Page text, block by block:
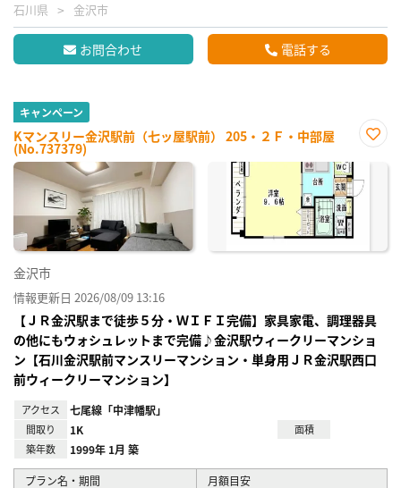
石川県 金沢市
お問合わせ 電話する
キャンペーン
Kマンスリー金沢駅前（七ッ屋駅前） 205・２Ｆ・中部屋
(No.737379)
に入
り登
録
金沢市
情報更新日 2026/08/09 13:16
【ＪＲ金沢駅まで徒歩５分・ＷＩＦＩ完備】家具家電、調理器具
の他にもウォシュレットまで完備♪金沢駅ウィークリーマンショ
ン【石川金沢駅前マンスリーマンション・単身用ＪＲ金沢駅西口
前ウィークリーマンション】
アクセス 七尾線「中津幡駅」
間取り 1K
面積
築年数
1999年 1月 築
プラン名・期間 月額目安